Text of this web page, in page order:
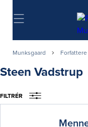
Søg
Munksgaard Forfattere
Steen Vadstrup
FILTRÉR